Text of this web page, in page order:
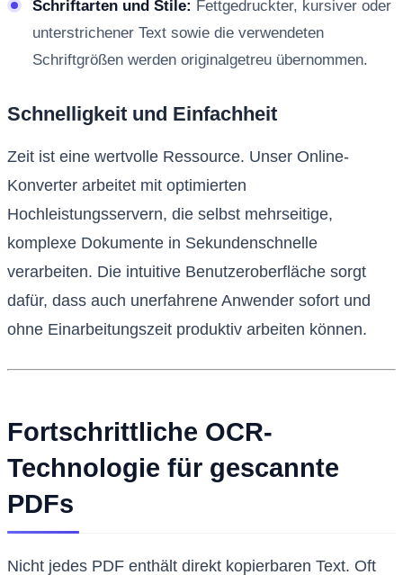
Schriftarten und Stile: Fettgedruckter, kursiver oder
unterstrichener Text sowie die verwendeten
Schriftgrößen werden originalgetreu übernommen.
Schnelligkeit und Einfachheit
Zeit ist eine wertvolle Ressource. Unser Online-
Konverter arbeitet mit optimierten
Hochleistungsservern, die selbst mehrseitige,
komplexe Dokumente in Sekundenschnelle
verarbeiten. Die intuitive Benutzeroberfläche sorgt
dafür, dass auch unerfahrene Anwender sofort und
ohne Einarbeitungszeit produktiv arbeiten können.
Fortschrittliche OCR-
Technologie für gescannte
PDFs
Nicht jedes PDF enthält direkt kopierbaren Text. Oft